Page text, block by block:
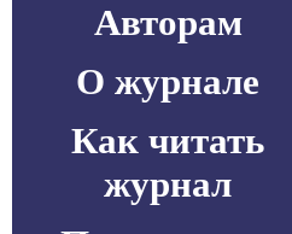
Авторам
О журнале
Как читать
журнал